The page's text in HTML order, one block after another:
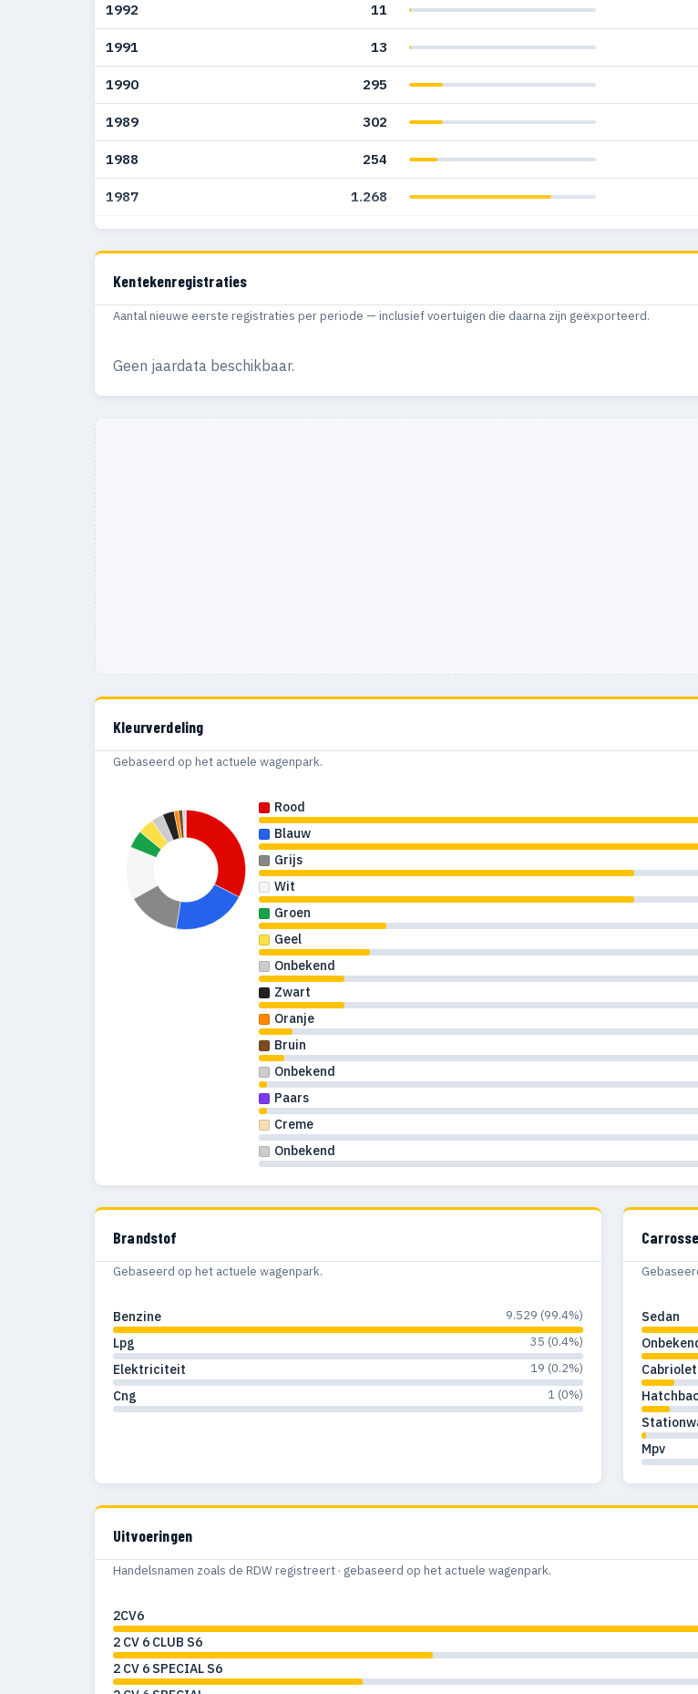
1992 11
1991 13
1990 295
1989 302
1988 254
1987 1.268
1986 1.658
1984 917
1981 442
1973
1972
1970
71
1968 62
25
32
35
37
1960 58
1959
1958
1957
1956 29
1955
1952 5
1951
1920 5
1919
Kentekenregistraties
Aantal nieuwe eerste registraties per periode — inclusief voertuigen die daarna zijn geëxporteerd.
Geen jaardata beschikbaar.
Kleurverdeling
Gebaseerd op het actuele wagenpark.
Rood
Blauw
Grijs
Wit
Groen
Geel
Onbekend
Zwart
Oranje
Bruin
Onbekend
Paars
Creme
Onbekend
Brandstof
Gebaseerd op het actuele wagenpark.
Benzine 9.529 (99.4%)
Lpg 35 (0.4%)
Elektriciteit 19 (0.2%)
Cng 1 (0%)
Sedan
Cabriolet
Mpv
Uitvoeringen
Handelsnamen zoals de RDW registreert · gebaseerd op het actuele wagenpark.
2CV6
2 CV 6 CLUB S6
2 CV 6 SPECIAL S6